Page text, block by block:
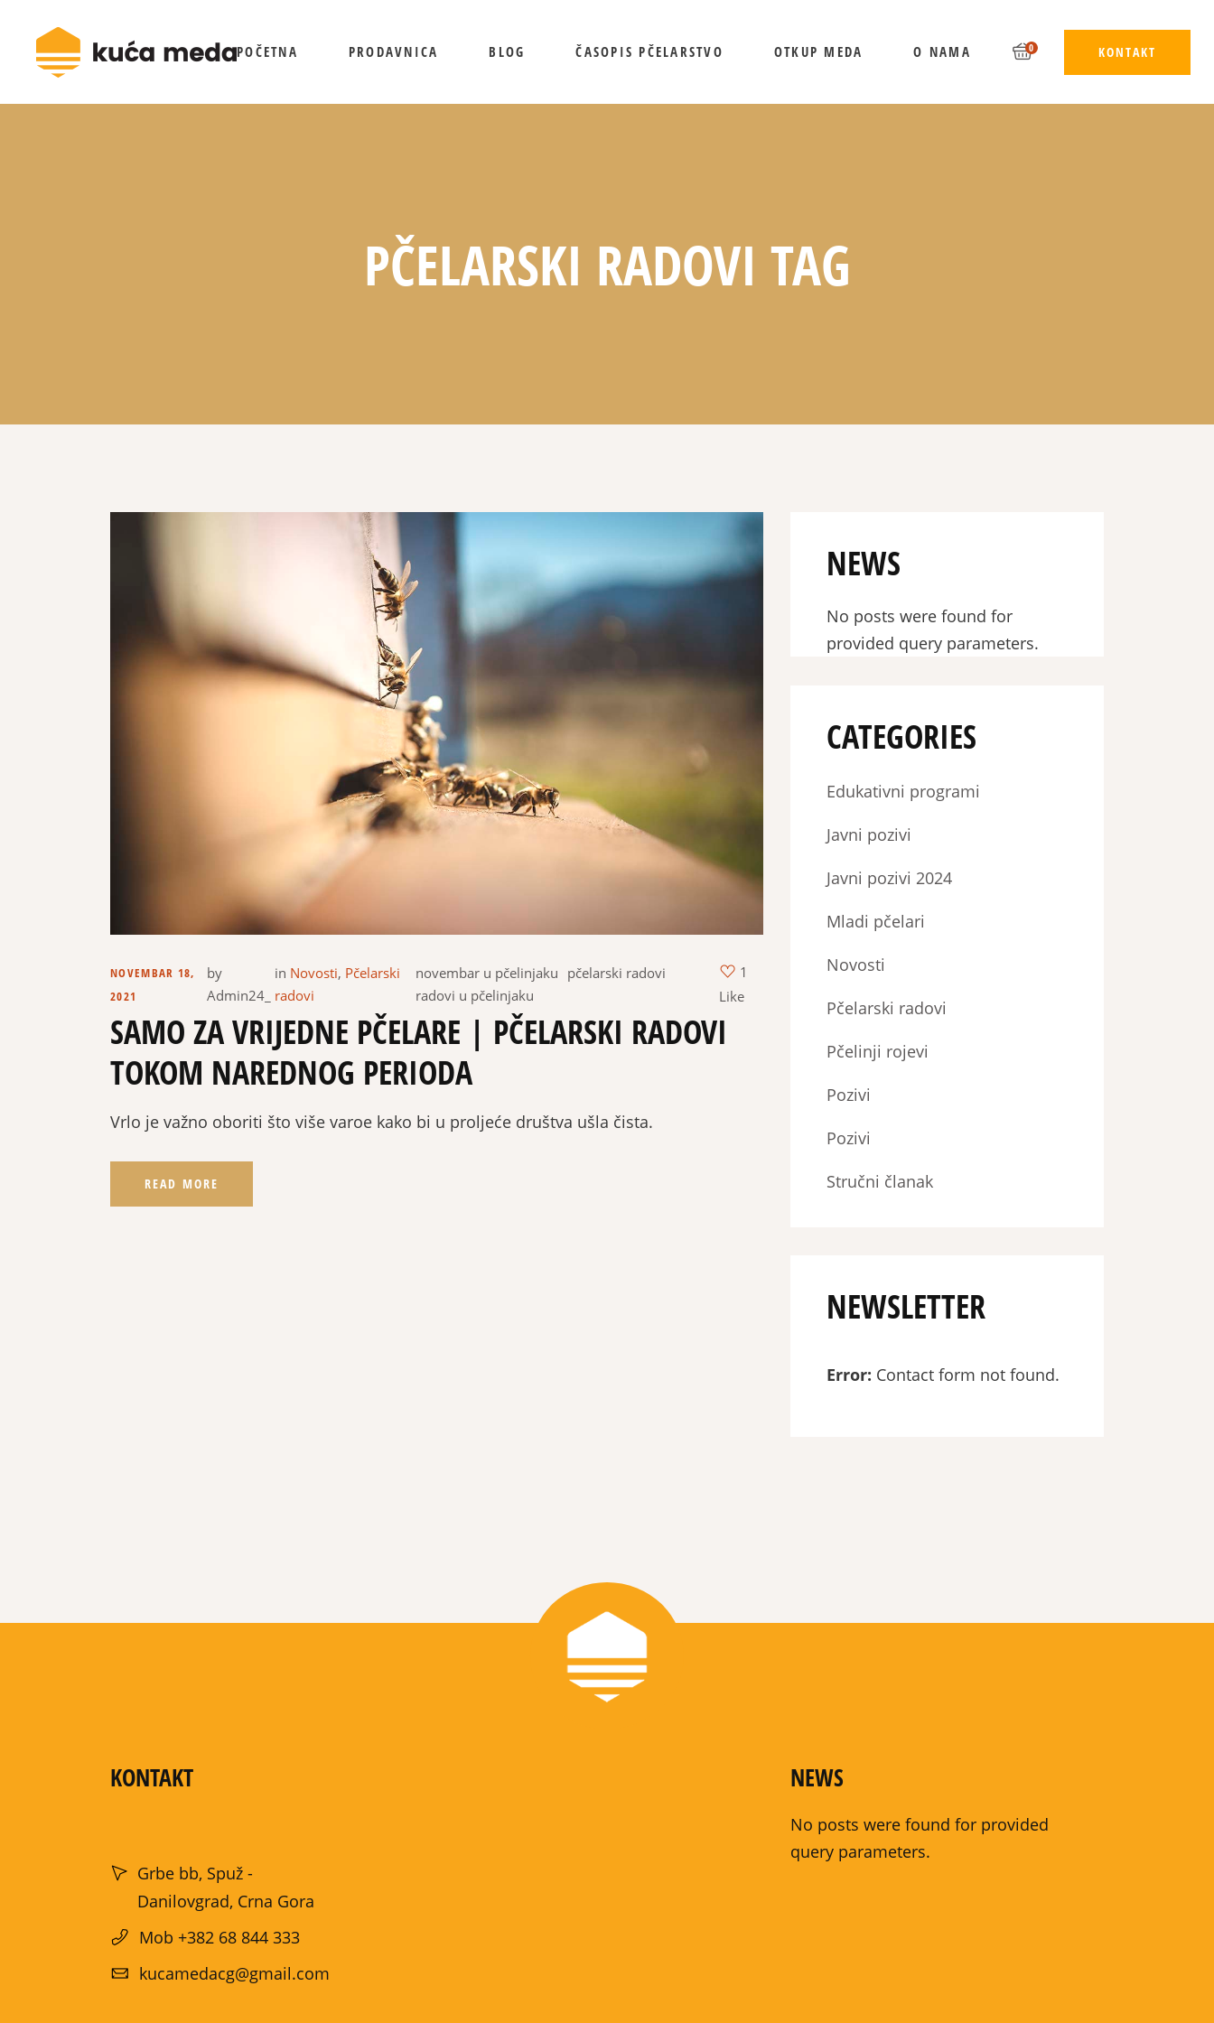
POČETNA PRODAVNICA BLOG ČASOPIS PČELARSTVO OTKUP MEDA O NAMA 0 KONTAKT
PČELARSKI RADOVI TAG
NOVEMBAR 18,
2021
by
Admin24_
in Novosti, Pčelarski
radovi
novembar u pčelinjaku pčelarski radovi
radovi u pčelinjaku
1
Like
SAMO ZA VRIJEDNE PČELARE | PČELARSKI RADOVI
TOKOM NAREDNOG PERIODA
Vrlo je važno oboriti što više varoe kako bi u proljeće društva ušla čista.
READ MORE
NEWS
No posts were found for
provided query parameters.
CATEGORIES
Edukativni programi
Javni pozivi
Javni pozivi 2024
Mladi pčelari
Novosti
Pčelarski radovi
Pčelinji rojevi
Pozivi
Pozivi
Stručni članak
NEWSLETTER
Error: Contact form not found.
KONTAKT
Grbe bb, Spuž -
Danilovgrad, Crna Gora
Mob +382 68 844 333
kucamedacg@gmail.com
NEWS
No posts were found for provided
query parameters.